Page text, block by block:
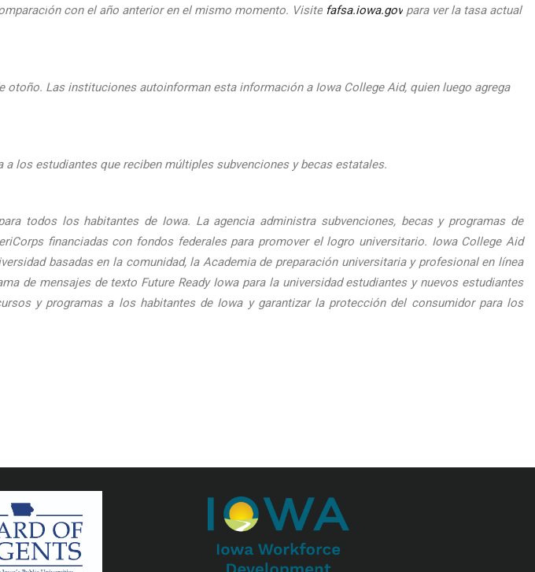
ón con el año anterior en el mismo momento. Visite fafsa.iowa.gov para ver la tasa actual
otoño. Las instituciones autoinforman esta información a Iowa College Aid, quien luego agrega
los estudiantes que reciben múltiples subvenciones y becas estatales.
todos los habitantes de Iowa. La agencia administra subvenciones, becas y programas de
financiadas con fondos federales para promover el logro universitario. Iowa College Aid
basadas en la comunidad, la Academia de preparación universitaria y profesional en línea
de mensajes de texto Future Ready Iowa para la universidad estudiantes y nuevos estudiantes
y programas a los habitantes de Iowa y garantizar la protección del consumidor para los